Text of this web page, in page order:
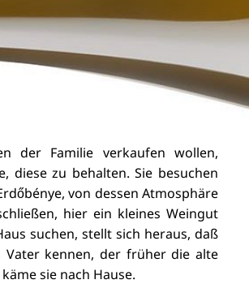
der Familie verkaufen wollen,
diese zu behalten. Sie besuchen
von dessen Atmosphäre
hier ein kleines Weingut
suchen, stellt sich heraus, daß
kennen, der früher die alte
sie nach Hause.